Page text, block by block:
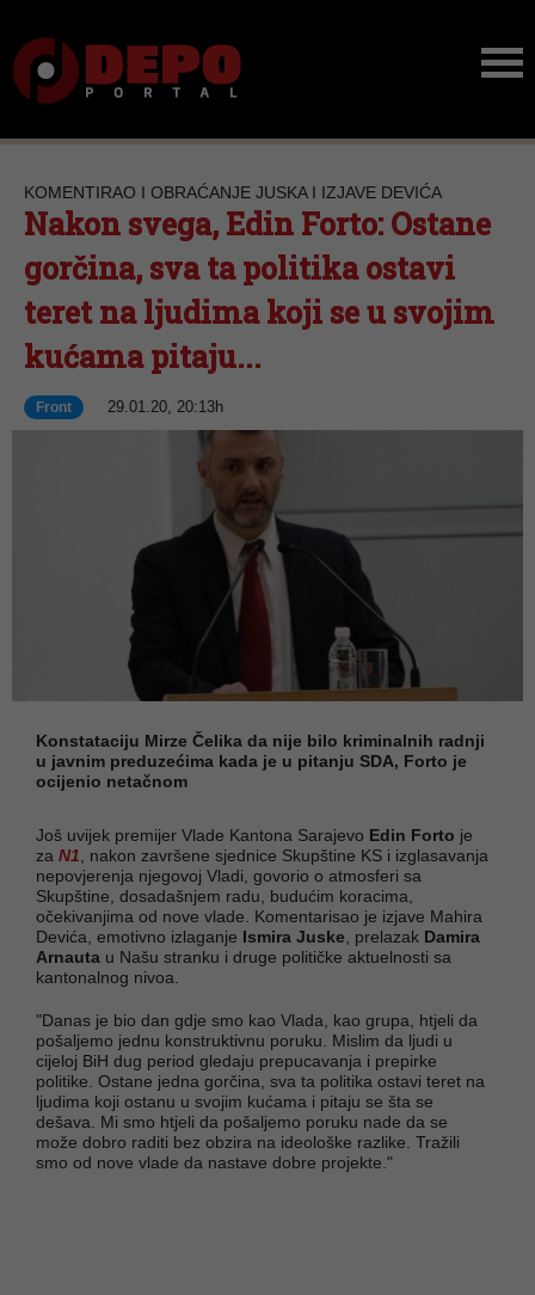
KOMENTIRAO I OBRAĆANJE JUSKA I IZJAVE DEVIĆA
Nakon svega, Edin Forto: Ostane
gorčina, sva ta politika ostavi
teret na ljudima koji se u svojim
kućama pitaju...
Front 29.01.20, 20:13h
Konstataciju Mirze Čelika da nije bilo kriminalnih radnji
u javnim preduzećima kada je u pitanju SDA, Forto je
ocijenio netačnom
Još uvijek premijer Vlade Kantona Sarajevo Edin Forto je
za N1 , nakon završene sjednice Skupštine KS i izglasavanja
nepovjerenja njegovoj Vladi, govorio o atmosferi sa
Skupštine, dosadašnjem radu, budućim koracima,
očekivanjima od nove vlade. Komentarisao je izjave Mahira
Devića, emotivno izlaganje Ismira Juske , prelazak Damira
Arnauta u Našu stranku i druge političke aktuelnosti sa
kantonalnog nivoa.
"Danas je bio dan gdje smo kao Vlada, kao grupa, htjeli da
pošaljemo jednu konstruktivnu poruku. Mislim da ljudi u
cijeloj BiH dug period gledaju prepucavanja i prepirke
politike. Ostane jedna gorčina, sva ta politika ostavi teret na
ljudima koji ostanu u svojim kućama i pitaju se šta se
dešava. Mi smo htjeli da pošaljemo poruku nade da se
može dobro raditi bez obzira na ideološke razlike. Tražili
smo od nove vlade da nastave dobre projekte."